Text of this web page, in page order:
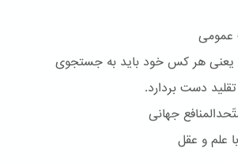
عمومی
هر کس خود باید به جستجوی
دست بردارد.
جهانی
علم و عقل